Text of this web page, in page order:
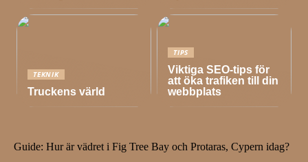
TEKNIK
Truckens värld
TIPS
Viktiga SEO-tips för
att öka trafiken till din
webbplats
Guide: Hur är vädret i Fig Tree Bay och Protaras, Cypern idag?